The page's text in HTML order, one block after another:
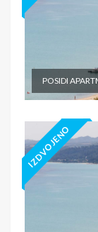
POSIDI
IZDVOJENO